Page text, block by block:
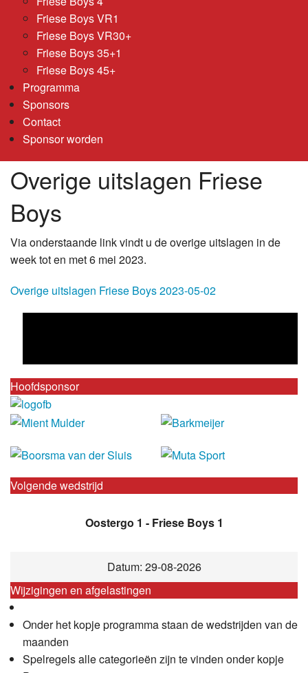
Friese Boys VR1
Friese Boys VR30+
Friese Boys 35+1
Friese Boys 45+
Programma
Sponsors
Contact
Sponsor worden
Overige uitslagen Friese
Boys
Via onderstaande link vindt u de overige uitslagen in de
week tot en met 6 mei 2023.
Overige uitslagen Friese Boys 2023-05-02
Hoofdsponsor
Volgende wedstrijd
Oostergo 1 - Friese Boys 1
Datum: 29-08-2026
Wijzigingen en afgelastingen
Onder het kopje programma staan de wedstrijden van de
maanden
Spelregels alle categorieën zijn te vinden onder kopje